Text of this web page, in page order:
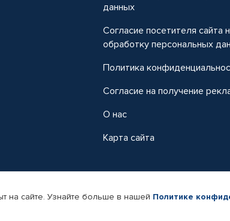
данных
Согласие посетителя сайта
обработку персональных
Политика
Согласие на получение
О нас
Карта сайта
товаров Автопрофи.
на сайте. Узнайте больше в нашей Политике